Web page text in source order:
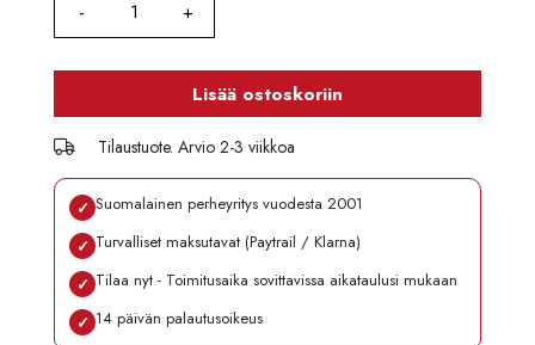
Lisää ostoskoriin
Tilaustuote. Arvio 2-3 viikkoa
✓ Suomalainen perheyritys vuodesta 2001
✓ Turvalliset maksutavat (Paytrail / Klarna)
✓ Tilaa nyt - Toimitusaika sovittavissa aikataulusi mukaan
✓ 14 päivän palautusoikeus